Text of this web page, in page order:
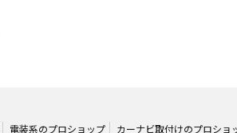
電装系のプロショップ カーナビ取付けのプロショ